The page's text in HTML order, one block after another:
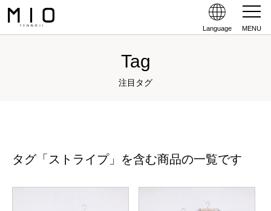
Language MENU
Tag
注目タグ
タグ「ストライプ」を含む商品の一覧です